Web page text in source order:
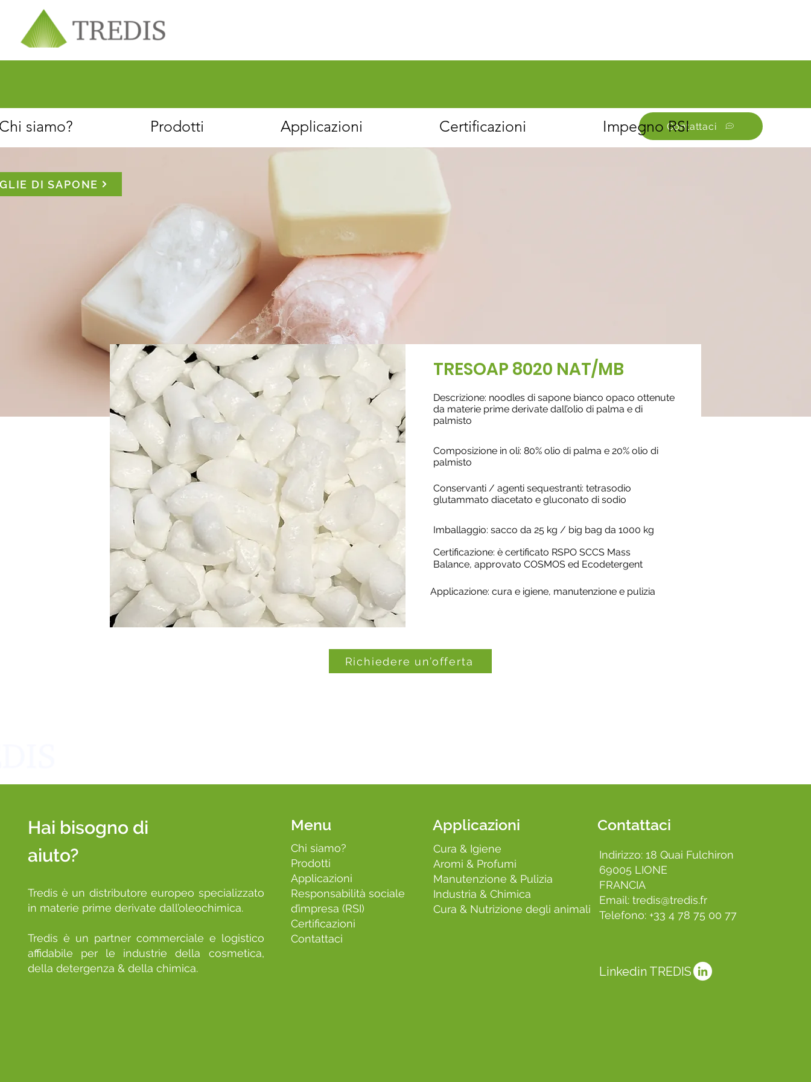
Chi siamo
Contattaci
siamo? Prodotti Applicazioni Certificazioni Impegno RSI
DI SAPONE
TRESOAP 8020 NAT/MB
Descrizione: noodles di sapone bianco opaco ottenute
da materie prime derivate dall’olio di palma e di
palmisto
Composizione in oli: 80% olio di palma e 20% olio di
palmisto
Conservanti / agenti sequestranti: tetrasodio
glutammato diacetato e gluconato di sodio
Imballaggio: sacco da 25 kg / big bag da 1000 kg
Certificazione: è certificato RSPO SCCS Mass
Balance, approvato COSMOS ed Ecodetergent
Applicazione: cura e igiene, manutenzione e pulizia
Richiedere un’offerta
Hai bisogno di
aiuto?
Tredis è un distributore europeo specializzato
in materie prime derivate dall’oleochimica.
Tredis è un partner commerciale e logistico
affidabile per le industrie della cosmetica,
della detergenza & della chimica.
Menu
Chi siamo?
Prodotti
Applicazioni
Responsabilità sociale
d’impresa (RSI)
Certificazioni
Contattaci
Applicazioni
Cura & Igiene
Aromi & Profumi
Manutenzione & Pulizia
Industria & Chimica
Cura & Nutrizione degli animali
Contattaci
Linkedin TREDIS
Indirizzo: 18 Quai Fulchiron
69005 LIONE
FRANCIA
Email: tredis@tredis.fr
Telefono: +33 4 78 75 00 77